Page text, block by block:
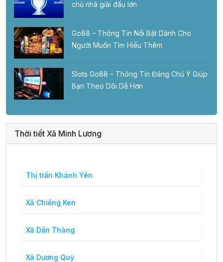
chủ nhà giải đấu lớn
Go88 – Thông Tin Nổi Bật Dành Cho
Người Muốn Tìm Hiểu Thêm
Slots Go88 – Thông Tin Đáng Chú Ý Giúp
Bạn Theo Dõi Dễ Hơn
Thời tiết Xã Minh Lương
Thị trấn Khánh Yên
Xã Chiềng Ken
Xã Dần Thàng
Xã Dương Quỳ